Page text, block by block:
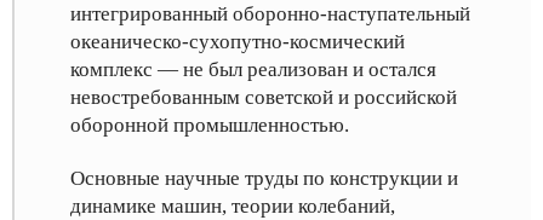
интегрированный оборонно-наступательный
океаническо-сухопутно-космический
комплекс — не был реализован и остался
невостребованным советской и российской
оборонной промышленностью.
Основные научные труды по конструкции и
динамике машин, теории колебаний,